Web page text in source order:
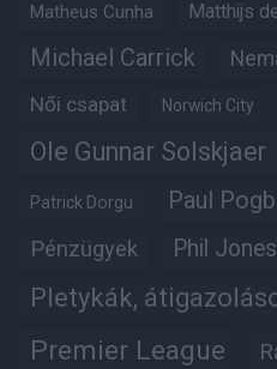
Matheus Cunha Matthijs
Michael Carrick
Női csapat Norwich City
Ole Gunnar Solskjaer
Patrick Dorgu Paul
Pénzügyek Phil Jones
Pletykák,
Premier League